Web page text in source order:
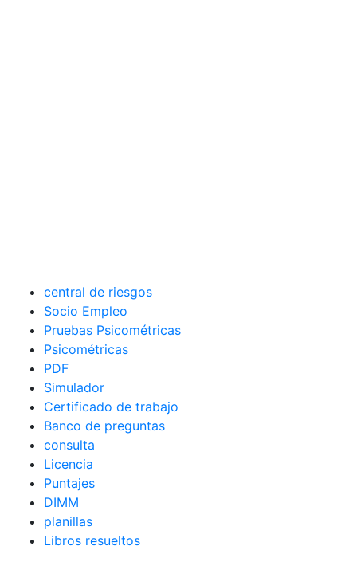
central de riesgos
Socio Empleo
Pruebas Psicométricas
Psicométricas
PDF
Simulador
Certificado de trabajo
Banco de preguntas
consulta
Licencia
Puntajes
DIMM
planillas
Libros resueltos